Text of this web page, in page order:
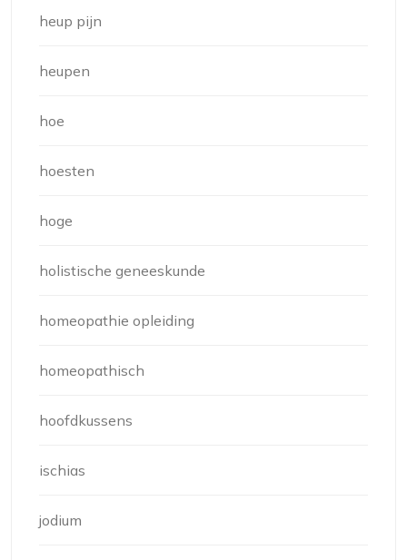
heup pijn
heupen
hoe
hoesten
hoge
holistische geneeskunde
homeopathie opleiding
homeopathisch
hoofdkussens
ischias
jodium